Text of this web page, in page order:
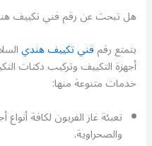
هل تبحث عن رقم فني تكييف
يتمتع رقمفني تكييف هندي
أجهزة التكييف وتركيب دكتات
خدمات متنوعة منها:
تعبئة غاز الفريون لكافة أنواع
والصحراوية.